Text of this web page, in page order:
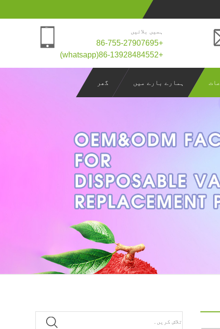
ہمیں بلائیں
+86-755-27907695
+86-13928484552(whatsapp)
گھر ہمارے بارے میں